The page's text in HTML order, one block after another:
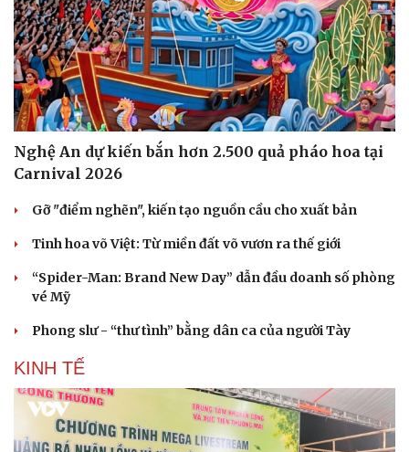
Sức khỏe
Dinh dưỡng - món ngon
Cây thuốc
Đời sống
Nhà đẹp
Blog
Nghệ An dự kiến bắn hơn 2.500 quả pháo hoa tại
Carnival 2026
Gỡ "điểm nghẽn", kiến tạo nguồn cầu cho xuất bản
Tinh hoa võ Việt: Từ miền đất võ vươn ra thế giới
“Spider-Man: Brand New Day” dẫn đầu doanh số phòng
vé Mỹ
Phong slư - “thư tình” bằng dân ca của người Tày
KINH TẾ